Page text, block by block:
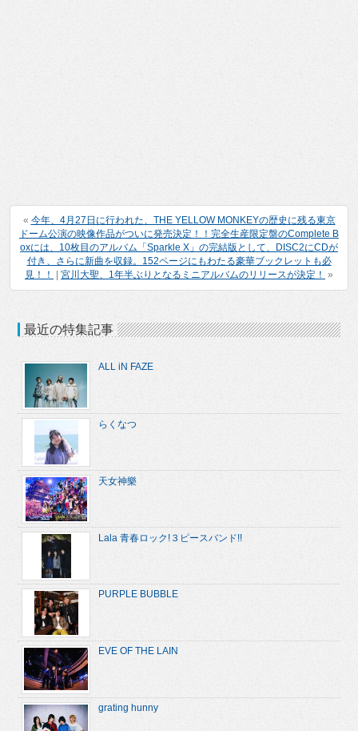
« 今年、4月27日に行われた、THE YELLOW MONKEYの歴史に残る東京
ドーム公演の映像作品がついに発売決定！！完全生産限定盤のComplete B
oxには、10枚目のアルバム「Sparkle X」の完結版として、DISC2にCDが
付き、さらに新曲を収録。152ページにもわたる豪華ブックレットも必
見！！
宮川大聖、1年半ぶりとなるミニアルバムのリリースが決定！ »
最近の特集記事
ALL iN FAZE
らくなつ
天女神樂
Lala 青春ロック!３ピースバンド!!
PURPLE BUBBLE
EVE OF THE LAIN
grating hunny